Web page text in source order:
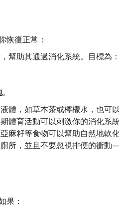
恢復正常：
幫助其通過消化系統。目標為
。
體，如草本茶或檸檬水，也可以
體育活動可以刺激你的消化系統
麻籽等食物可以幫助自然地軟化
所，並且不要忽視排便的衝動
果：